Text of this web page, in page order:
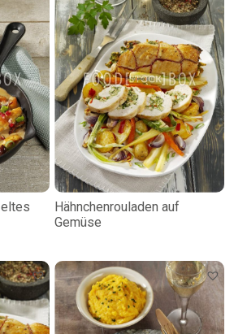
Hähnchenrouladen auf
Gemüse